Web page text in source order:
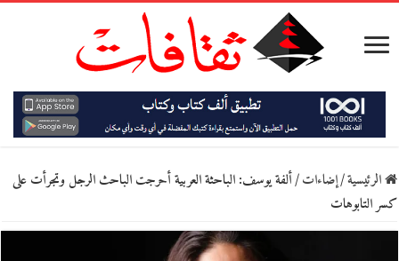
الرئيسية/إضاءات/ألفة يوسف: الباحثة العربية أحرجت الباحث الرجل وتجرأت على
كسر التابوهات